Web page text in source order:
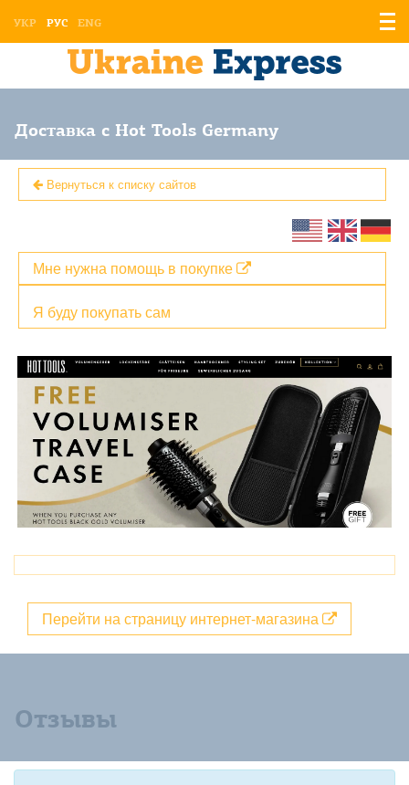
УКР РУС ENG
Доставка с Hot Tools Germany
Вернуться к списку сайтов
Я буду покупать сам
Мне нужна помощь в покупке
Перейти на страницу интернет-магазина
Отзывы